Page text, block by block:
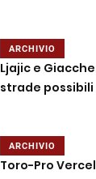
ARCHIVIO
Ljajic e
strade possibili
ARCHIVIO
Toro-Pro